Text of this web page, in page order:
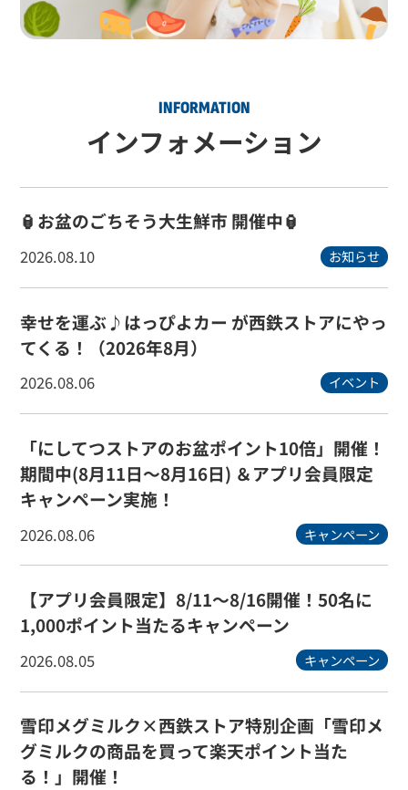
INFORMATION
インフォメーション
🏮お盆のごちそう大生鮮市 開催中🏮
2026.08.10 お知らせ
幸せを運ぶ♪はっぴよカー が西鉄ストアにやっ
てくる！（2026年8月）
2026.08.06 イベント
「にしてつストアのお盆ポイント10倍」開催！
期間中(8月11日～8月16日) ＆アプリ会員限定
キャンペーン実施！
2026.08.06 キャンペーン
【アプリ会員限定】8/11～8/16開催！50名に
1,000ポイント当たるキャンペーン
2026.08.05 キャンペーン
雪印メグミルク×西鉄ストア特別企画「雪印メ
グミルクの商品を買って楽天ポイント当た
る！」開催！